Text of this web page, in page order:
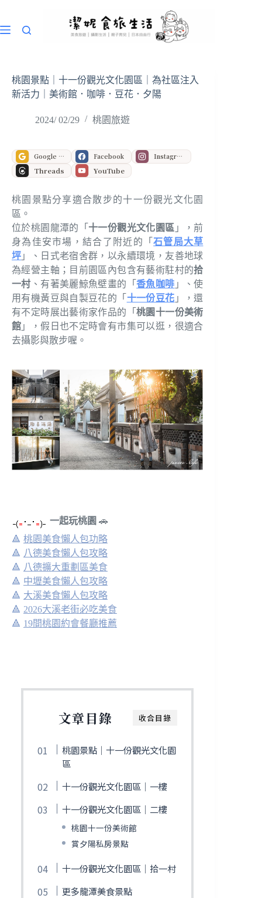
主
桃園景點｜十一份觀光文化園區｜為社區注入
新活力｜美術館．咖啡．豆花．夕陽
2024/ 02/29 桃園旅遊
Google 偏好來源 Facebook Instagram
Threads YouTube
桃園景點分享適合散步的十一份觀光文化園
區。
位於桃園龍潭的「 十一份觀光文化園區 」，前
身為佳安市場，結合了附近的「石管局大草
坪 」、日式老宿舍群，以永續環境，友善地球
為經營主軸；目前園區內包含有藝術駐村的拾
一村 、有著美麗鯨魚壁畫的「香魚咖啡 」、使
用有機黃豆與自製豆花的「 十一份豆花 」，還
有不定時展出藝術家作品的「桃園十一份美術
館 」，假日也不定時會有市集可以逛，很適合
去攝影與散步喔。
一起玩桃園 🚗
🔺 桃園美食懶人包功略
🔺 八德美食懶人包攻略
🔺 八德擴大重劃區美食
🔺 中壢美食懶人包攻略
🔺 大溪美食懶人包攻略
🔺 2026大溪老街必吃美食
🔺 19間桃園約會餐廳推薦
收合目錄
文章目錄
桃園景點｜十一份觀光文化園
區
十一份觀光文化園區｜一樓
十一份觀光文化園區｜二樓
桃園十一份美術館
賞夕陽私房景點
十一份觀光文化園區｜拾一村
更多龍潭美食景點